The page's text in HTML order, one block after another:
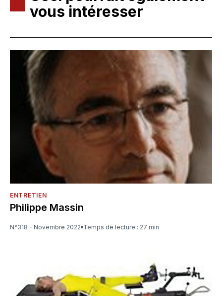
vous intéresser
ENTRETIEN
Philippe Massin
N°318 - Novembre 2022 Temps de lecture : 27 min